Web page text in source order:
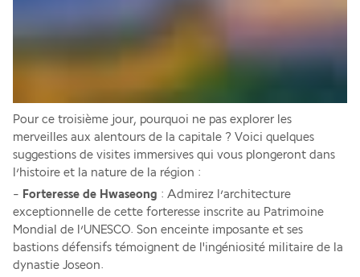
Pour ce troisième jour, pourquoi ne pas explorer les
merveilles aux alentours de la capitale ? Voici quelques
suggestions de visites immersives qui vous plongeront dans
l’histoire et la nature de la région :
- Forteresse de Hwaseong : Admirez l’architecture
exceptionnelle de cette forteresse inscrite au Patrimoine
Mondial de l’UNESCO. Son enceinte imposante et ses
bastions défensifs témoignent de l'ingéniosité militaire de la
dynastie Joseon.